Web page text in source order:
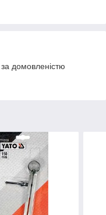
домовленістю